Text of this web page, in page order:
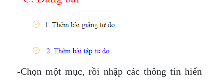
-Chọn một mục, rồi nhập các thông tin hiển